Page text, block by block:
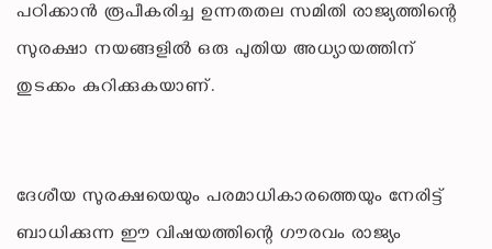
പഠിക്കാൻ രൂപീകരിച്ച ഉന്നതതല സമിതി രാജ്യത്തിന്റെ
സുരക്ഷാ നയങ്ങളിൽ ഒരു പുതിയ അധ്യായത്തിന്
തുടക്കം കുറിക്കുകയാണ്.
ദേശീയ സുരക്ഷയെയും പരമാധികാരത്തെയും നേരിട്ട്
ബാധിക്കുന്ന ഈ വിഷയത്തിന്റെ ഗൗരവം രാജ്യം